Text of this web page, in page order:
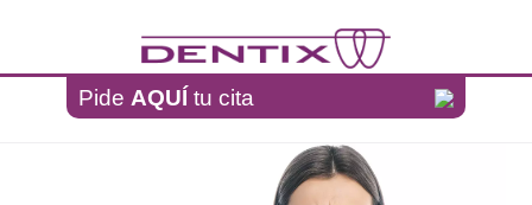
Pide AQUÍ tu cita